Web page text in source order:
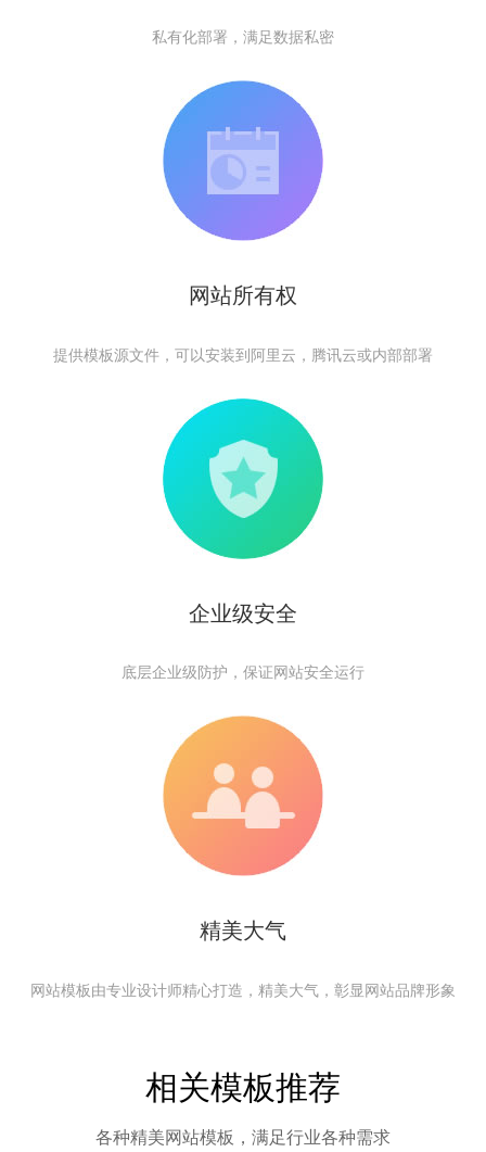
私有化部署，满足数据私密
网站所有权
提供模板源文件，可以安装到阿里云，腾讯云或内部部署
企业级安全
底层企业级防护，保证网站安全运行
精美大气
网站模板由专业设计师精心打造，精美大气，彰显网站品牌形象
相关模板推荐
各种精美网站模板，满足行业各种需求